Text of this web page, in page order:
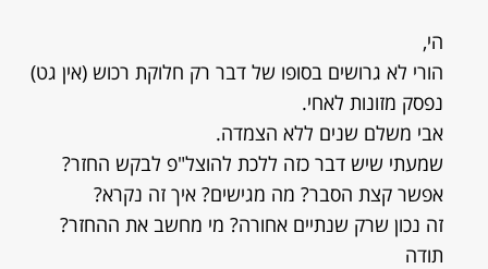
הי,
הורי לא גרושים בסופו של דבר רק חלוקת רכוש (אין גט)
נפסק מזונות לאחי.
אבי משלם שנים ללא הצמדה.
שמעתי שיש דבר כזה ללכת להוצל"פ לבקש החזר?
אפשר קצת הסבר? מה מגישים? איך זה נקרא?
זה נכון שרק שנתיים אחורה? מי מחשב את ההחזר?
תודה